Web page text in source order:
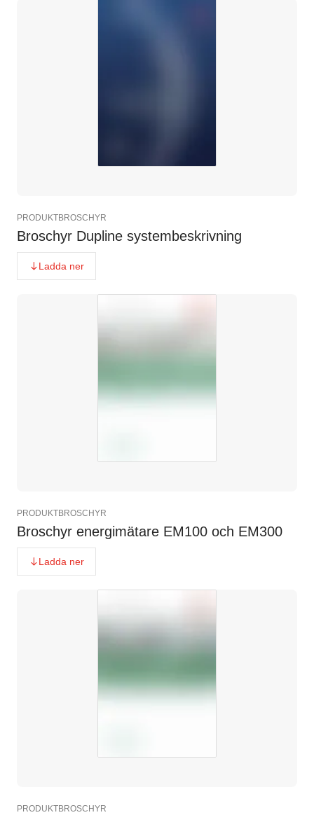
PRODUKTBROSCHYR
Broschyr Dupline systembeskrivning
Ladda ner
PRODUKTBROSCHYR
Broschyr energimätare EM100 och EM300
Ladda ner
PRODUKTBROSCHYR